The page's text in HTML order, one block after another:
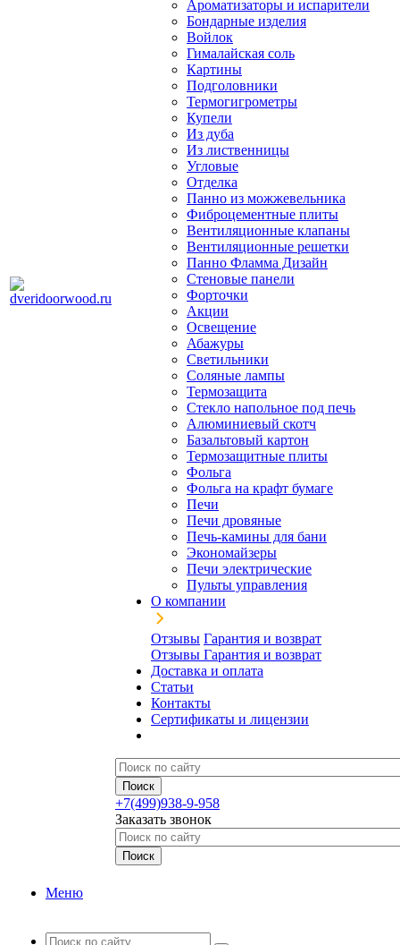
Ароматизаторы и испарители
Бондарные изделия
Войлок
Гималайская соль
Картины
Подголовники
Термогигрометры
Купели
Из дуба
Из лиственницы
Угловые
Отделка
Панно из можжевельника
Фиброцементные плиты
Вентиляционные клапаны
Вентиляционные решетки
Панно Фламма Дизайн
Стеновые панели
Форточки
Акции
Освещение
Абажуры
Светильники
Соляные лампы
Термозащита
Стекло напольное под печь
Алюминиевый скотч
Базальтовый картон
Термозащитные плиты
Фольга
Фольга на крафт бумаге
Печи
Печи дровяные
Печь-камины для бани
Экономайзеры
Печи электрические
Пульты управления
О компании
Отзывы Гарантия и возврат
Отзывы Гарантия и возврат
Доставка и оплата
Статьи
Контакты
Сертификаты и лицензии
+7(499)938-9-958
Заказать звонок
Меню